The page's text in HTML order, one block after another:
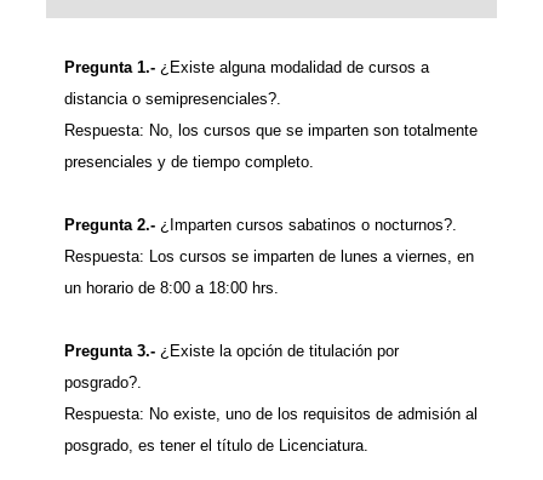
Pregunta 1.- ¿Existe alguna modalidad de cursos a
distancia o semipresenciales?.
Respuesta: No, los cursos que se imparten son totalmente
presenciales y de tiempo completo.
Pregunta 2.- ¿Imparten cursos sabatinos o nocturnos?.
Respuesta: Los cursos se imparten de lunes a viernes, en
un horario de 8:00 a 18:00 hrs.
Pregunta 3.- ¿Existe la opción de titulación por
posgrado?.
Respuesta: No existe, uno de los requisitos de admisión al
posgrado, es tener el título de Licenciatura.